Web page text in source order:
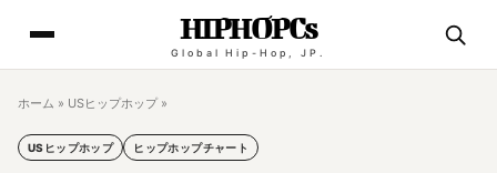
HIPHOPCs
Global Hip-Hop, JP.
ホーム » USヒップホップ»
USヒップホップ ヒップホップチャート